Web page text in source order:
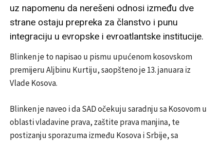
uz napomenu da nerešeni odnosi između dve
strane ostaju prepreka za članstvo i punu
integraciju u evropske i evroatlantske institucije.
Blinken je to napisao u pismu upućenom kosovskom
premijeru Aljbinu Kurtiju, saopšteno je 13. januara iz
Vlade Kosova.
Blinken je naveo i da SAD očekuju saradnju sa Kosovom u
oblasti vladavine prava, zaštite prava manjina, te
postizanju sporazuma između Kosova i Srbije, sa